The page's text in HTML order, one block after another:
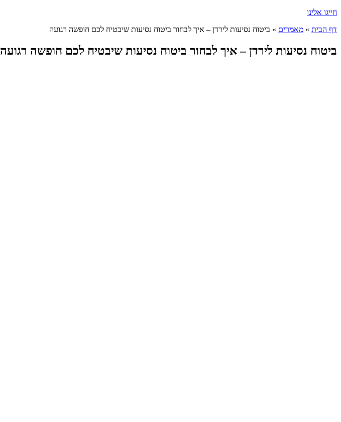
חייגו אלינו
דף הבית » מאמרים » ביטוח נסיעות לירדן – איך לבחור ביטוח נסיעות שיבטיח לכם חופשה רגועה
ביטוח נסיעות לירדן – איך לבחור ביטוח נסיעות שיבטיח לכם חופשה רגועה